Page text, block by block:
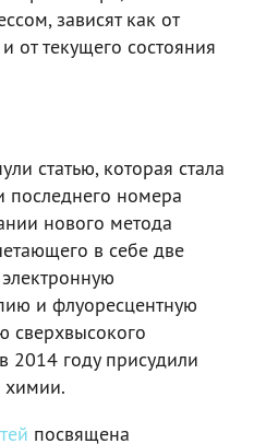
зависят как от
от текущего состояния
статью, которая стала
номера
нового метода
в себе две
и флуоресцентную
сверхвысокого
2014 году присудили
посвящена